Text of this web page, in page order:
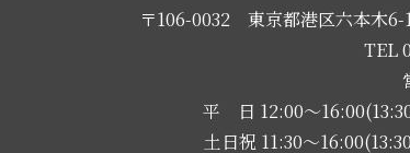
〒106-0032 東京都港区六本木6-
TEL
平 日 12:00～
土日祝 11:30～